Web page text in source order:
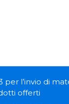
per l’invio di
offerti